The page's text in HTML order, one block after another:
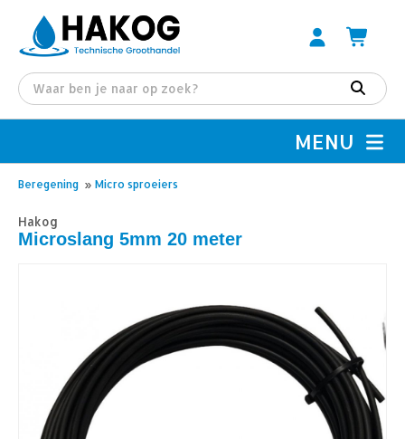
MENU
Beregening » Micro sproeiers
Hakog
Microslang 5mm 20 meter